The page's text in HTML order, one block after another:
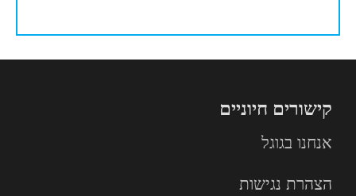
קישורים חיוניים
אנחנו בגוגל
הצהרת נגישות